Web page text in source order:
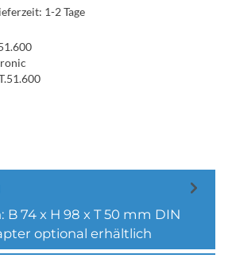
1-2 Tage
74 x H 98 x T 50 mm DIN
optional erhältlich